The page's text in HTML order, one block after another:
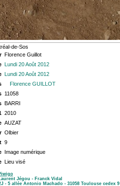
de-Sos
Florence Guillot
Lundi 20 Août 2012
Lundi 20 Août 2012
Florence GUILLOT
11058
BARRI
2010
AUZAT
Olbier
9
Image numérique
Lieu visé
Jégou - Franck Vidal
- 5 allée Antonio Machado - 31058 Toulouse cedex 9